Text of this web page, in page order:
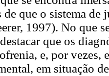
de que o sistema
1997). No que
que os
e, por vezes,
em situação